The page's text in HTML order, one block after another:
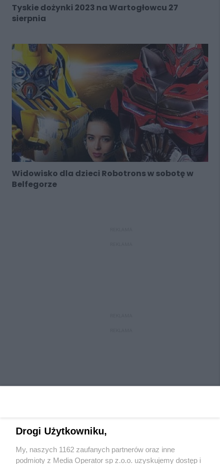
Tyskie dożynki 2023 na Wartogłowcu 27
sierpnia
Widowisko dla dzieci Robotrons w sobotę w
Belfegorze
Wydawca mediówlokalnych
Drogi Użytkowniku,
My, naszych 1162 zaufanych partnerów oraz inne
podmioty z Media Operator sp z.o.o. uzyskujemy dostęp i